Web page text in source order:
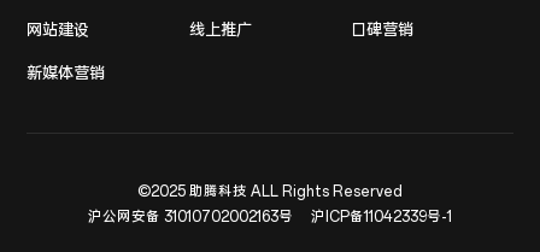
网站建设 线上推广 口碑营销
新媒体营销
©2025 助腾科技 ALL Rights Reserved
沪公网安备 31010702002163号
沪ICP备11042339号-1